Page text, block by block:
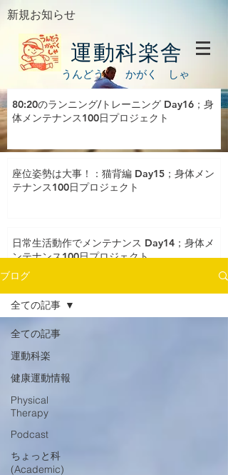
新規お知らせ
運動科楽舎
うんどう かがく しゃ
80:20のランニング/トレーニング Day16；身
体メンテナンス100日プロジェクト
座位姿勢は大事！：猫背編 Day15；身体メン
テナンス100日プロジェクト
日常生活動作でメンテナンス Day14；身体メ
ンテナンス100日プロジェクト
ブログ
全ての記事
運動科楽
健康運動情報
Physical
Therapy
Podcast
ちょっと科
(Academic)
全ての記事